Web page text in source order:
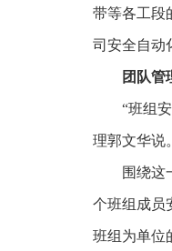
带等各工段
司安全自动
团队管
“班组
理郭文华说
围绕这
个班组成员
班组为单位